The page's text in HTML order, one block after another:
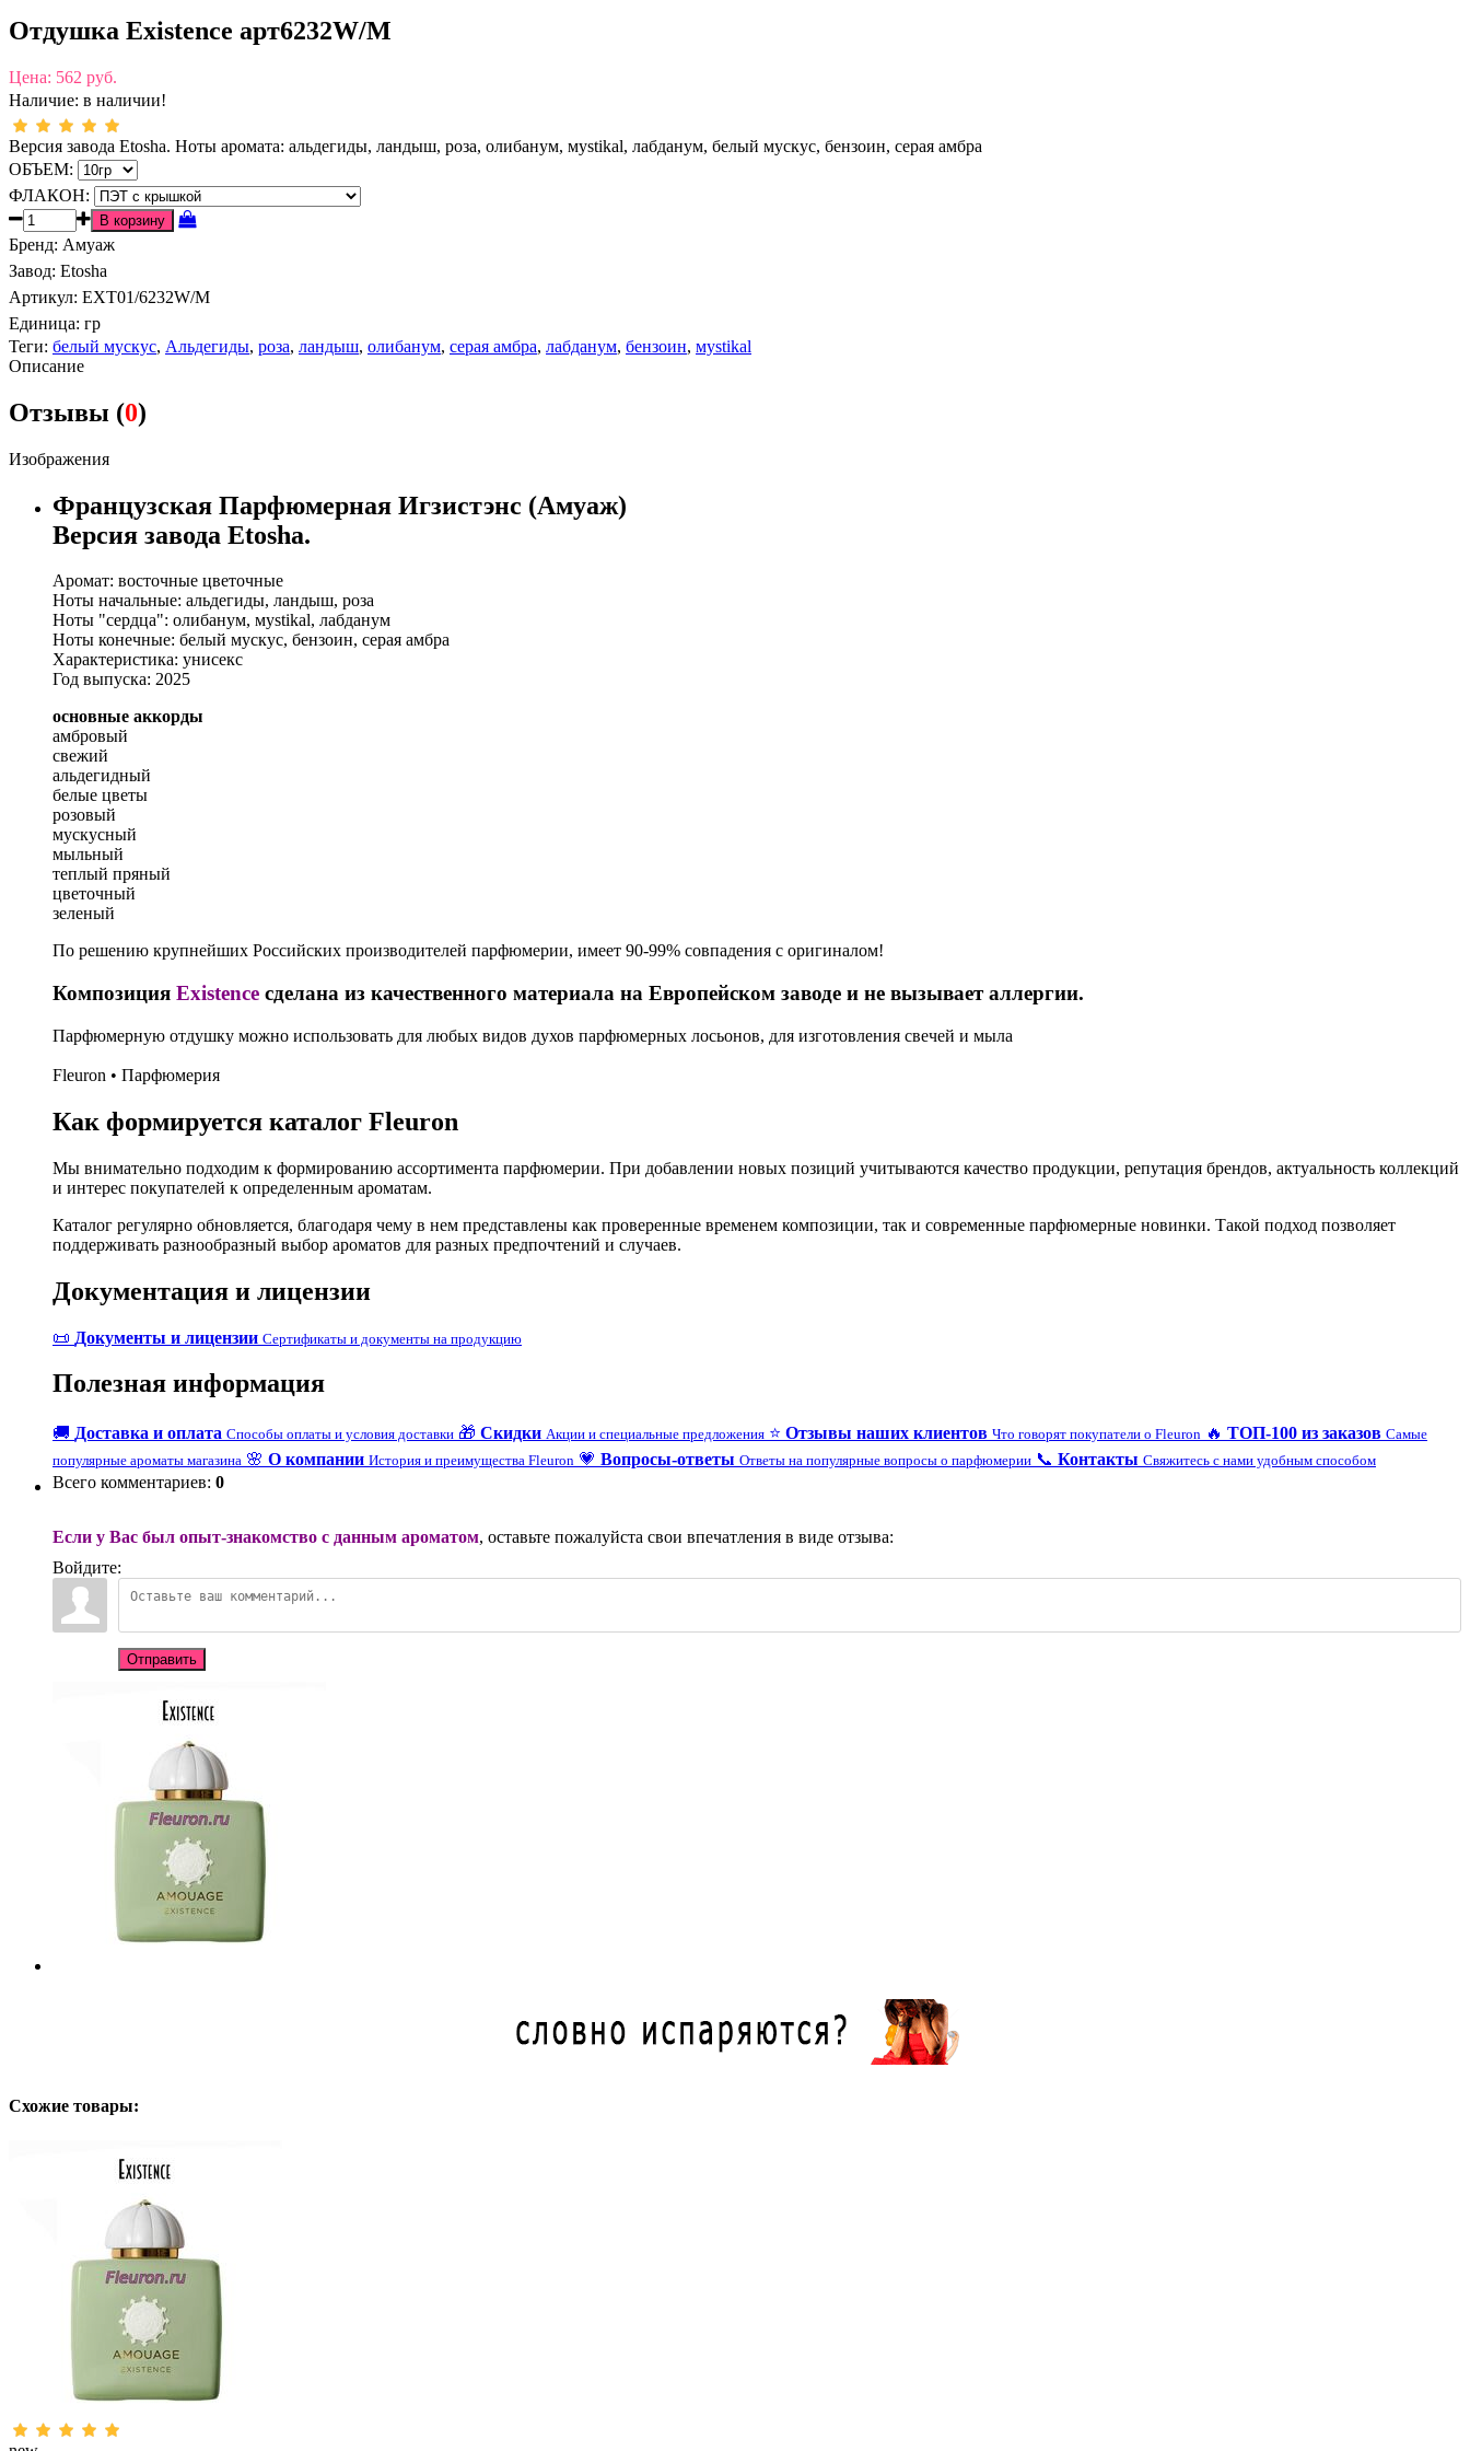
Отдушка Existence арт6232W/M
Цена: 562 руб.
Наличие: в наличии!
Версия завода Etosha. Ноты аромата: альдегиды, ландыш, роза, олибанум, мystikal, лабданум, белый мускус, бензоин, серая амбра
ОБЪЕМ:
ФЛАКОН:
Бренд: Амуаж
Завод: Etosha
Артикул: EXT01/6232W/M
Единица: гр
Теги: белый мускус, Альдегиды, роза, ландыш, олибанум, серая амбра, лабданум, бензоин, мystikal
Описание
Отзывы (0)
Изображения
Французская Парфюмерная Игзистэнс (Амуаж)
Версия завода Etosha.
Аромат: восточные цветочные
Ноты начальные: альдегиды, ландыш, роза
Ноты "сердца": олибанум, мystikal, лабданум
Ноты конечные: белый мускус, бензоин, серая амбра
Характеристика: унисекс
Год выпуска: 2025
основные аккорды
амбровый
свежий
альдегидный
белые цветы
розовый
мускусный
мыльный
теплый пряный
цветочный
зеленый
По решению крупнейших Российских производителей парфюмерии, имеет 90-99% совпадения с оригиналом!
Композиция Existence сделана из качественного материала на Европейском заводе и не вызывает аллергии.
Парфюмерную отдушку можно использовать для любых видов духов парфюмерных лосьонов, для изготовления свечей и мыла
Fleuron • Парфюмерия
Как формируется каталог Fleuron
Мы внимательно подходим к формированию ассортимента парфюмерии. При добавлении новых позиций учитываются качество продукции, репутация брендов, актуальность коллекций
и интерес покупателей к определенным ароматам.
Каталог регулярно обновляется, благодаря чему в нем представлены как проверенные временем композиции, так и современные парфюмерные новинки. Такой подход позволяет
поддерживать разнообразный выбор ароматов для разных предпочтений и случаев.
Документация и лицензии
📜 Документы и лицензии Сертификаты и документы на продукцию
Полезная информация
🚚 Доставка и оплата Способы оплаты и условия доставки 🎁 Скидки Акции и специальные предложения ⭐ Отзывы наших клиентов Что говорят покупатели о Fleuron 🔥 ТОП-100 из заказов Самые
популярные ароматы магазина 🌸 О компании История и преимущества Fleuron 💗 Вопросы-ответы Ответы на популярные вопросы о парфюмерии 📞 Контакты Свяжитесь с нами удобным способом
Всего комментариев: 0
Если у Вас был опыт-знакомство с данным ароматом, оставьте пожалуйста свои впечатления в виде отзыва:
Войдите:
Отправить
Схожие товары: